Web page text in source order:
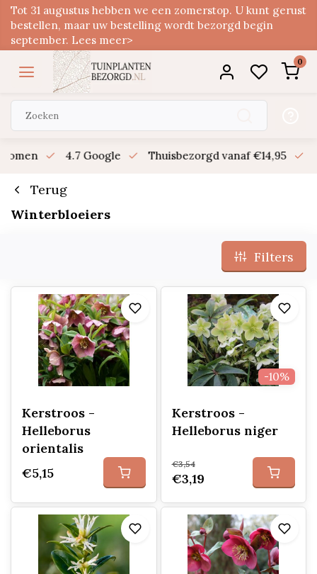
Tot 31 augustus hebben we een zomerstop. U kunt gerust
bestellen, maar uw bestelling wordt bezorgd begin
september. Lees meer>
0
4.7 Google Thuisbezorgd vanaf €14,95
Terug
Winterbloeiers
Filters
Kerstroos -
Helleborus
orientalis
€5,15
-10%
Kerstroos -
Helleborus niger
€3,54
€3,19